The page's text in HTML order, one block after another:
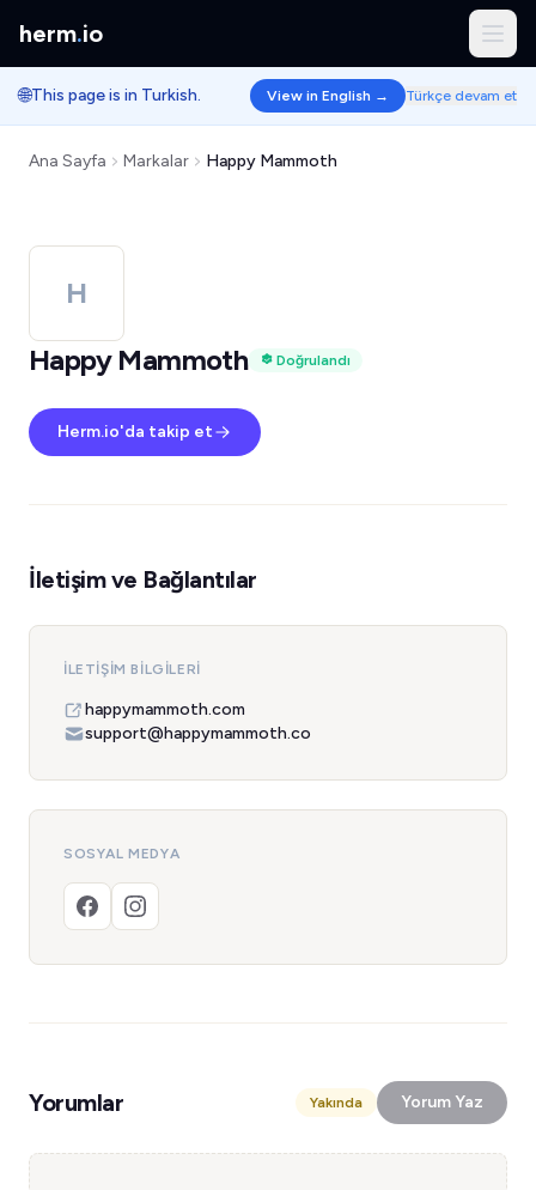
herm.io
🌐This page is in Turkish. View in English → Türkçe devam et
Ana Sayfa Markalar Happy Mammoth
H
Happy Mammoth
Doğrulandı
Herm.io'da takip et
İletişim ve Bağlantılar
İLETIŞIM BILGILERI
happymammoth.com
support@happymammoth.co
SOSYAL MEDYA
Yorumlar Yakında Yorum Yaz